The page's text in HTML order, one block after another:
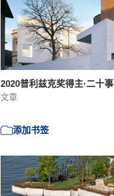
2020普利兹克奖得主·二十事
文章
添加书签